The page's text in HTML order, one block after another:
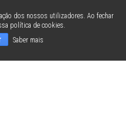
dos nossos utilizadores. Ao fechar
política de cookies.
Saber mais